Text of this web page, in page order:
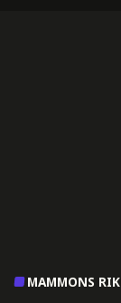
MAMMONS